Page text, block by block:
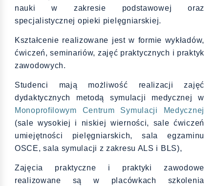
nauki w zakresie podstawowej oraz
specjalistycznej opieki pielęgniarskiej.
Kształcenie realizowane jest w formie wykładów,
ćwiczeń, seminariów, zajęć praktycznych i praktyk
zawodowych.
Studenci mają możliwość realizacji zajęć
dydaktycznych metodą symulacji medycznej w
Monoprofilowym Centrum Symulacji Medycznej
(sale wysokiej i niskiej wierności, sale ćwiczeń
umiejętności pielęgniarskich, sala egzaminu
OSCE, sala symulacji z zakresu ALS i BLS),
Zajęcia praktyczne i praktyki zawodowe
realizowane są w placówkach szkolenia